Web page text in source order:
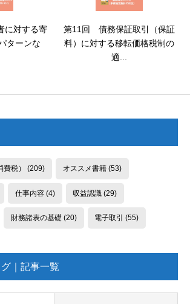
対する寄
ターンな
第11回 債務保証取引（保証
料）に対する移転価格税制の
適...
税） (209) オススメ書籍(53)
仕事内容(4) 収益認識 (29)
財務諸表の基礎 (20) 電子取引 (55)
｜記事一覧